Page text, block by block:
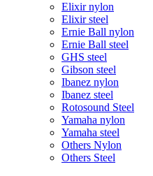
Elixir nylon
Elixir steel
Ernie Ball nylon
Ernie Ball steel
GHS steel
Gibson steel
Ibanez nylon
Ibanez steel
Rotosound Steel
Yamaha nylon
Yamaha steel
Others Nylon
Others Steel